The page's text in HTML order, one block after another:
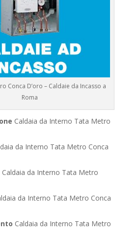
Conca D’oro – Caldaie da Incasso a
Roma
Caldaia da Interno Tata Metro
da Interno Tata Metro Conca
Caldaia da Interno Tata Metro
da Interno Tata Metro Conca
Caldaia da Interno Tata Metro